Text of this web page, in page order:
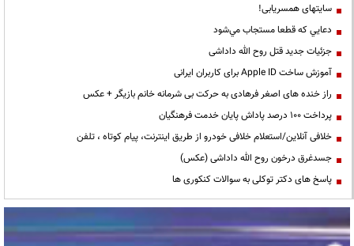
سایتهای همسریابی!
دعايي كه قطعا مستجاب مي‌شود
جزئیات جدید قتل روح الله داداشی
آموزش ساخت Apple ID برای کاربران ایرانی
راز خنده های اصغر فرهادی به حرکت بی شرمانه خانم بازیگر + عکس
پرداخت ۱۰۰ درصد پاداش پایان خدمت فرهنگیان
خلافی آنلاین/استعلام خلافی خودرو از طریق اینترنت، پیام کوتاه ، تلفن
جسدغرق درخون روح الله داداشی (عکس)
پاسخ های دکتر توکلی به سوالات کنکوری ها